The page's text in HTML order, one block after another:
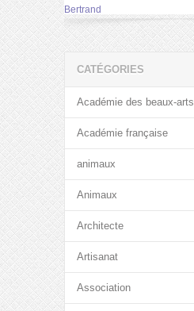
Bertrand
CATÉGORIES
Académie des beaux-arts
Académie française
animaux
Animaux
Architecte
Artisanat
Association